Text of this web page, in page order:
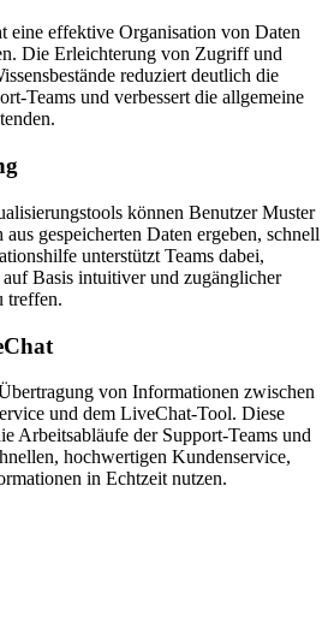
eine effektive Organisation von Daten
Die Erleichterung von Zugriff und
reduziert deutlich die
Teams und verbessert die allgemeine
können Benutzer Muster
gespeicherten Daten ergeben, schnell
unterstützt Teams dabei,
Basis intuitiver und zugänglicher
treffen.
von Informationen zwischen
und dem LiveChat-Tool. Diese
Arbeitsabläufe der Support-Teams und
hochwertigen Kundenservice,
in Echtzeit nutzen.